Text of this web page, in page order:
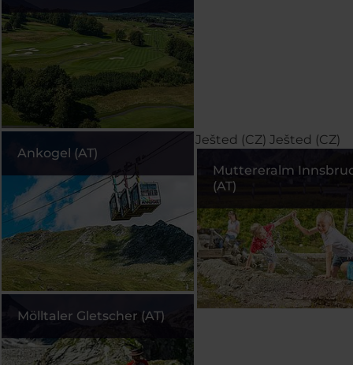
Ješted (CZ) Ješted (CZ)
Ankogel (AT)
Muttereralm
(AT)
Mölltaler Gletscher (AT)